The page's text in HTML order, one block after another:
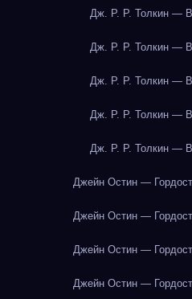
Дж. Р. Р. Толкин —
Дж. Р. Р. Толкин —
Дж. Р. Р. Толкин —
Дж. Р. Р. Толкин —
Дж. Р. Р. Толкин —
Джейн Остин —
Джейн Остин —
Джейн Остин —
Джейн Остин —